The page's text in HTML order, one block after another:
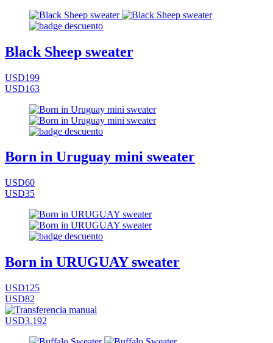
Black Sheep sweater
USD199
USD163
Born in Uruguay mini sweater
USD60
USD35
Born in URUGUAY sweater
USD125
USD82
USD3.192